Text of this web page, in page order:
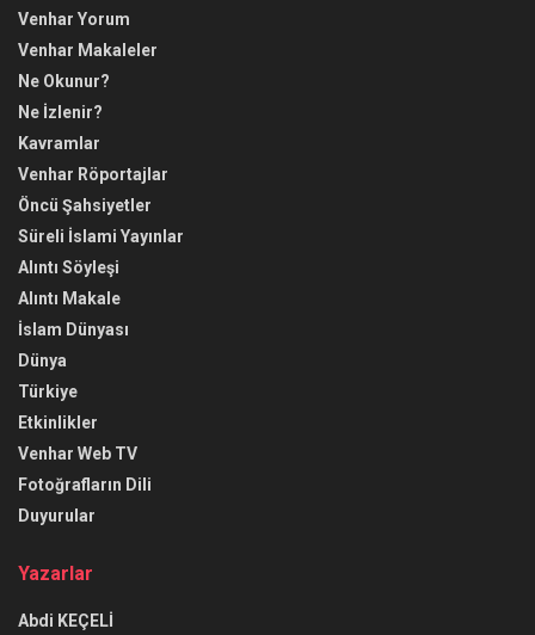
Venhar Yorum
Venhar Makaleler
Ne Okunur?
Ne İzlenir?
Kavramlar
Venhar Röportajlar
Öncü Şahsiyetler
Süreli İslami Yayınlar
Alıntı Söyleşi
Alıntı Makale
İslam Dünyası
Dünya
Türkiye
Etkinlikler
Venhar Web TV
Fotoğrafların Dili
Duyurular
Yazarlar
Abdi KEÇELİ